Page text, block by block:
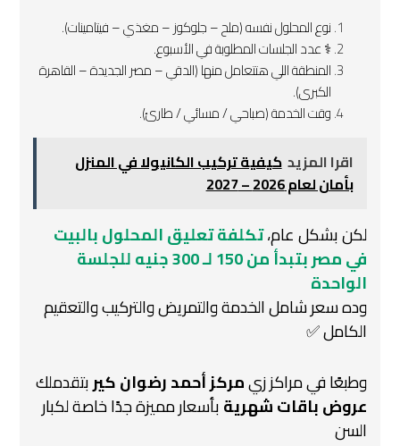
نوع المحلول نفسه (ملح – جلوكوز – مغذي – فيتامينات).
‍⚕️ عدد الجلسات المطلوبة في الأسبوع.
المنطقة اللي هتتعامل منها (الدقي – مصر الجديدة – القاهرة
الكبرى).
وقت الخدمة (صباحي / مسائي / طارئ).
اقرا المزيد كيفية تركيب الكانيولا في المنزل
بأمان لعام 2026 – 2027
لكن بشكل عام،تكلفة تعليق المحلول بالبيت
في مصر بتبدأ من 150 لـ 300 جنيه للجلسة
الواحدة
وده سعر شامل الخدمة والتمريض والتركيب والتعقيم
الكامل ✅
وطبعًا في مراكز زيمركز أحمد رضوان كيربتقدملك
عروض باقات شهريةبأسعار مميزة جدًا خاصة لكبار
السن